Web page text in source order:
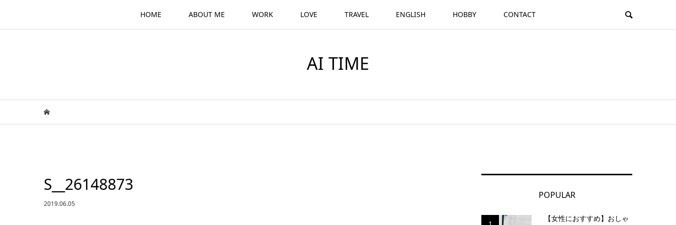
HOME ABOUT ME WORK LOVE TRAVEL ENGLISH HOBBY CONTACT
AI TIME
S__26148873
2019.06.05
POPULAR
【女性におすすめ】おしゃ